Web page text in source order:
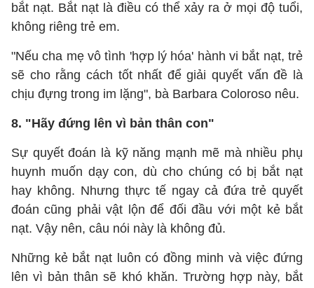
bắt nạt. Bắt nạt là điều có thể xảy ra ở mọi độ tuổi,
không riêng trẻ em.
"Nếu cha mẹ vô tình 'hợp lý hóa' hành vi bắt nạt, trẻ
sẽ cho rằng cách tốt nhất để giải quyết vấn đề là
chịu đựng trong im lặng", bà Barbara Coloroso nêu.
8. "Hãy đứng lên vì bản thân con"
Sự quyết đoán là kỹ năng mạnh mẽ mà nhiều phụ
huynh muốn dạy con, dù cho chúng có bị bắt nạt
hay không. Nhưng thực tế ngay cả đứa trẻ quyết
đoán cũng phải vật lộn để đối đầu với một kẻ bắt
nạt. Vậy nên, câu nói này là không đủ.
Những kẻ bắt nạt luôn có đồng minh và việc đứng
lên vì bản thân sẽ khó khăn. Trường hợp này, bắt